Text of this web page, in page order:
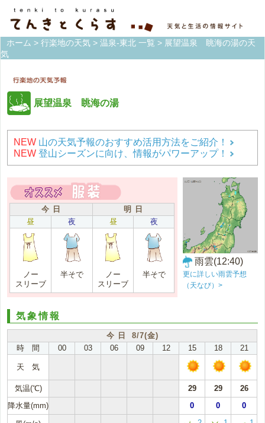
ホーム > 行楽地の天気 > 温泉-東北 一覧 > 展望温泉 眺海の湯の天
気
展望温泉 眺海の湯
NEW 山の天気予報のおすすめ活用方法をご紹介！
NEW 登山シーズンに向け、情報がパワーアップ！
今 日
明 日
昼
夜 昼 夜
ノー
スリーブ
半そで
ノー
スリーブ
半そで
雨雲(12:40)
更に詳しい雨雲予想
（天なび）>
気象情報
今 日 8/7(金)
時 間
00 03 06 09 12 15 18 21
天 気
気温(℃) 29 29
26
降水量(mm)
0 0 0